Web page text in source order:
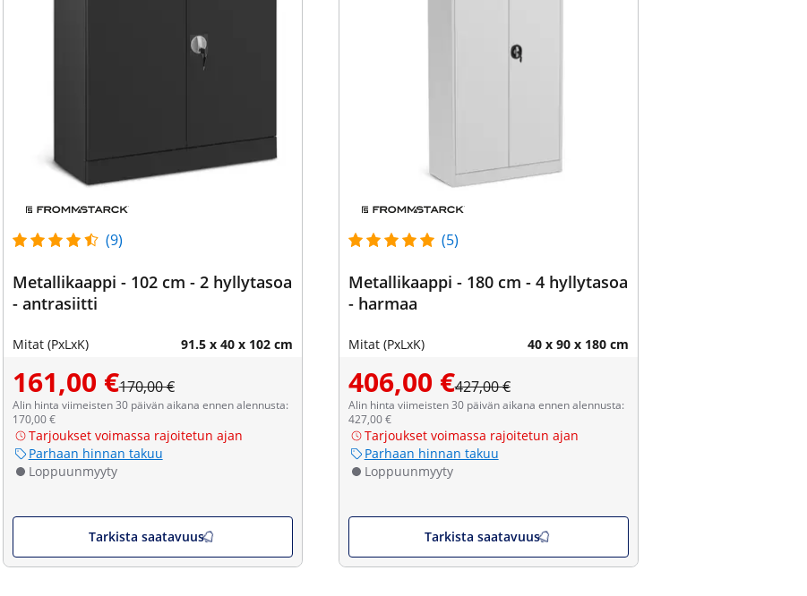
(9)
Metallikaappi - 102 cm - 2 hyllytasoa
- antrasiitti
Mitat (PxLxK) 91.5 x 40 x 102 cm
161,00 €170,00 €
Alin hinta viimeisten 30 päivän aikana ennen alennusta:
170,00 €
Tarjoukset voimassa rajoitetun ajan
Parhaan hinnan takuu
Loppuunmyyty
Tarkista saatavuus
(5)
Metallikaappi - 180 cm - 4 hyllytasoa
- harmaa
Mitat (PxLxK) 40 x 90 x 180 cm
406,00 €427,00 €
Alin hinta viimeisten 30 päivän aikana ennen alennusta:
427,00 €
Tarjoukset voimassa rajoitetun ajan
Parhaan hinnan takuu
Loppuunmyyty
Tarkista saatavuus